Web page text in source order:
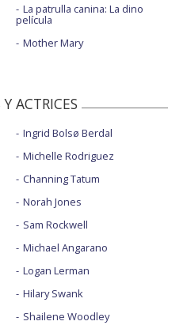
La patrulla canina: La dino
película
Mother Mary
ACTRICES
Ingrid Bolsø Berdal
Michelle Rodriguez
Channing Tatum
Norah Jones
Sam Rockwell
Michael Angarano
Logan Lerman
Hilary Swank
Shailene Woodley